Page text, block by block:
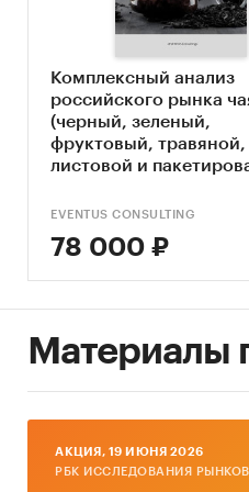
• российских и
производителей чая;
• компаний-
и фруктово-травяного
• маркетологов-
компаний, работающих
промышленности и
товаров.
Исследование
Комплексный анализ
российского рынка
(черный, зеленый,
фруктовый, травяной,
листовой и
продаж через
EVENTUS CONSULTING
78 000 ₽
Материалы
AКЦИЯ, 19 ИЮНЯ 2026
РБК ИССЛЕДОВАНИЯ РЫНКОВ